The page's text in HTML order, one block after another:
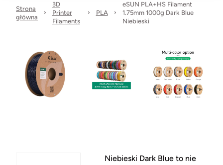
Strona
główna
3D
Printer
Filaments
PLA
eSUN PLA+HS Filament
1.75mm 1000g Dark Blue
Niebieski
Niebieski Dark Blue to nie